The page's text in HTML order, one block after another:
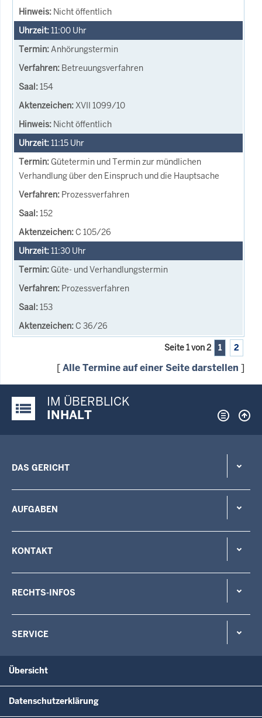
Nicht öffentlich
11:00 Uhr
Anhörungstermin
Betreuungsverfahren
154
XVII 1099/10
Nicht öffentlich
11:15 Uhr
Gütetermin und Termin zur mündlichen
Verhandlung über den Einspruch und die Hauptsache
Prozessverfahren
152
C 105/26
11:30 Uhr
Güte- und Verhandlungstermin
Prozessverfahren
153
C 36/26
Seite 1 von 2 1 2
[Alle Termine auf einer Seite darstellen ]
Justiz-Portal im Überblick:
IM ÜBERBLICK
INHALT
DAS GERICHT
AUFGABEN
KONTAKT
RECHTS-INFOS
SERVICE
Übersicht
Datenschutzerklärung